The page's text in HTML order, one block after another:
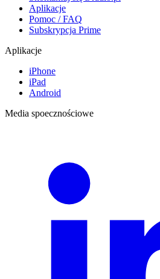
Aplikacje
Pomoc / FAQ
Subskrypcja Prime
Aplikacje
iPhone
iPad
Android
Media spoecznościowe